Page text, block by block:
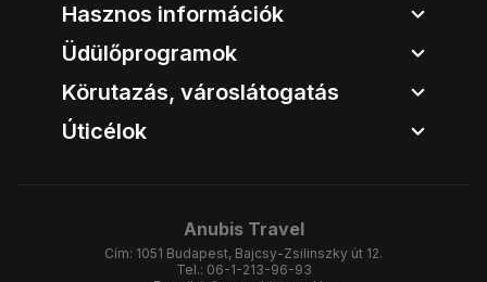
Hasznos információk
Üdülőprogramok
Körutazás, városlátogatás
Úticélok
Anubis Travel
Cím: 1051 Budapest, Bajcsy-Zsilinszky út 12.
Tel.: 06-1-213-96-93